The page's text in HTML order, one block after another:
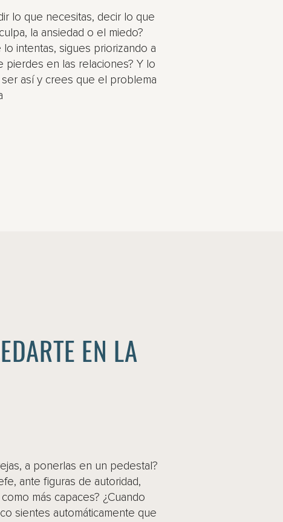
lo que necesitas, decir lo que
la ansiedad o el miedo?
intentas, sigues priorizando a
pierdes en las relaciones? Y lo
así y crees que el problema
EN LA
a ponerlas en un pedestal?
ante figuras de autoridad,
más capaces? ¿Cuando
sientes automáticamente que